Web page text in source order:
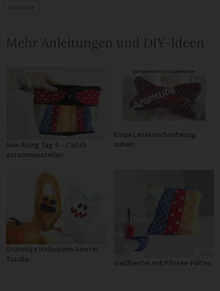
Upcycling
Mehr Anleitungen und DIY-Ideen
Sew Along Tag 4 – Clutch
zusammenstellen
Einen Leseknochenbezug
nähen
Gruselige Halloween Geister
Tasche
Geldbeutel mit Plissee-Falten